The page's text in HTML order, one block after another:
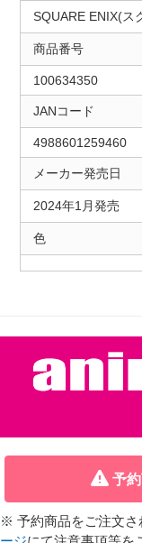
SQUARE ENIX(ス
商品番号
100634350
JANコード
4988601259460
メーカー発売日
2024年1月発売
色
予
※ 予約商品をご注文さ